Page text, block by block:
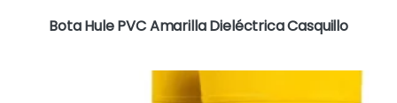
Bota Hule PVC Amarilla Dieléctrica Casquillo